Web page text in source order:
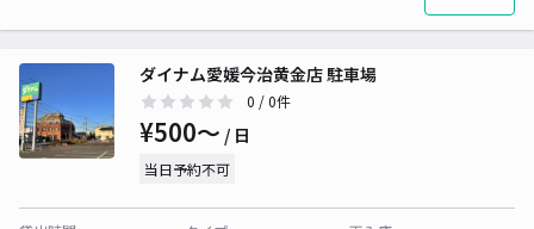
ダイナム愛媛今治黄金店 駐車場
0 / 0件
¥500〜 / 日
当日予約不可